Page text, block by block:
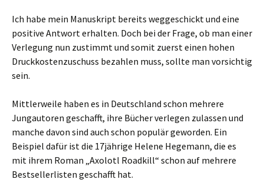
Ich habe mein Manuskript bereits weggeschickt und eine
positive Antwort erhalten. Doch bei der Frage, ob man einer
Verlegung nun zustimmt und somit zuerst einen hohen
Druckkostenzuschuss bezahlen muss, sollte man vorsichtig
sein.
Mittlerweile haben es in Deutschland schon mehrere
Jungautoren geschafft, ihre Bücher verlegen zulassen und
manche davon sind auch schon populär geworden. Ein
Beispiel dafür ist die 17jährige Helene Hegemann, die es
mit ihrem Roman „Axolotl Roadkill“ schon auf mehrere
Bestsellerlisten geschafft hat.